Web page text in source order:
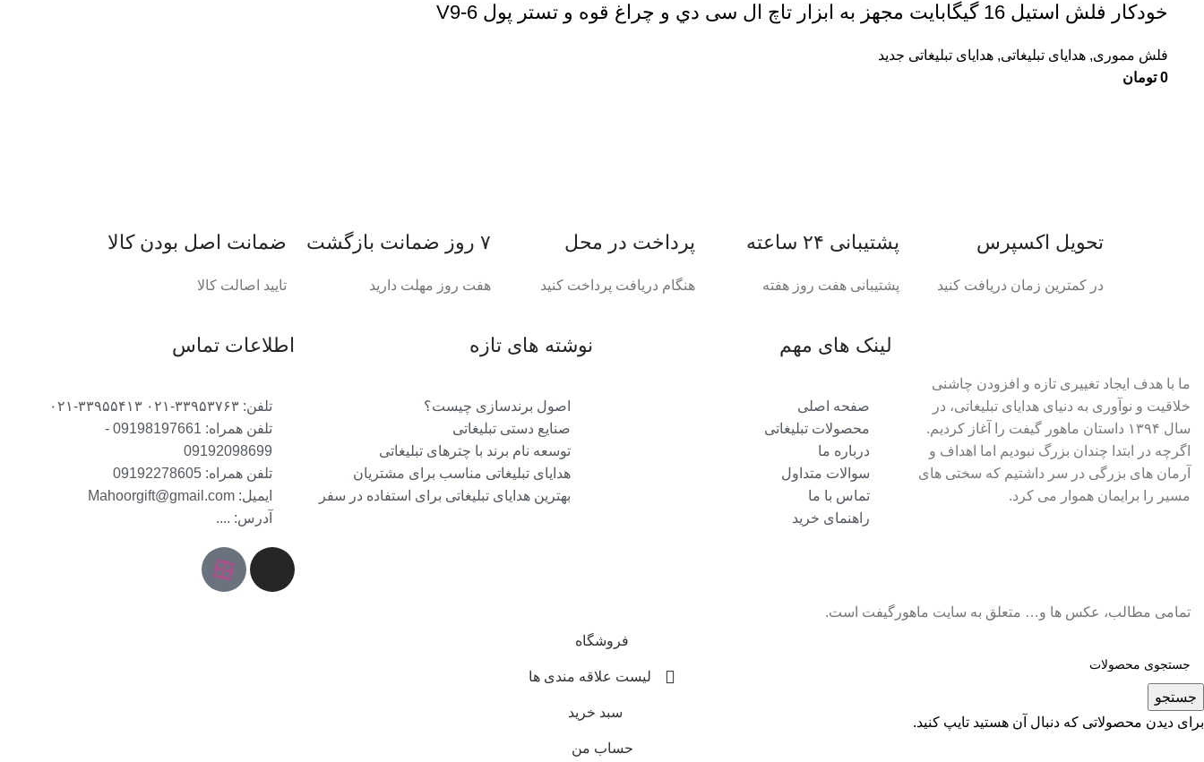
خودکار فلش استیل 16 گیگابایت مجهز به ابزار تاچ ال سی دي و چراغ قوه و تستر پول V9-6
فلش مموری, هدایای تبلیغاتی, هدایای تبلیغاتی جدید
0 تومان
تحویل اکسپرس
در کمترین زمان دریافت کنید
پشتیبانی ۲۴ ساعته
پشتیبانی هفت روز هفته
پرداخت در محل
هنگام دریافت پرداخت کنید
۷ روز ضمانت بازگشت
هفت روز مهلت دارید
ضمانت اصل‌ بودن کالا
تایید اصالت کالا
ما با هدف ایجاد تغییری تازه و افزودن چاشنی
خلاقیت و نوآوری به دنیای هدایای تبلیغاتی، در
سال ۱۳۹۴ داستان ماهور گیفت را آغاز کردیم.
اگرچه در ابتدا چندان بزرگ نبودیم اما اهداف و
آرمان های بزرگی در سر داشتیم که سختی های
مسیر را برایمان هموار می کرد.
لینک های مهم
صفحه اصلی
محصولات تبلیغاتی
درباره ما
سوالات متداول
تماس با ما
راهنمای خرید
نوشته های تازه
اصول برندسازی چیست؟
صنایع دستی تبلیغاتی
توسعه نام برند با چترهای تبلیغاتی
هدایای تبلیغاتی مناسب برای مشتریان
بهترین هدایای تبلیغاتی برای استفاده در سفر
اطلاعات تماس
تلفن: ۳۳۹۵۳۷۶۳-۰۲۱ ۳۳۹۵۵۴۱۳-۰۲۱
تلفن همراه: 09198197661 -
09192098699
تلفن همراه: 09192278605
ایمیل: Mahoorgift@gmail.com
آدرس: ....
تمامی مطالب، عکس ها و… متعلق به سایت ماهورگیفت است.
جستجو
برای دیدن محصولاتی که دنبال آن هستید تایپ کنید.
فروشگاه
لیست علاقه مندی ها
سبد خرید
حساب من